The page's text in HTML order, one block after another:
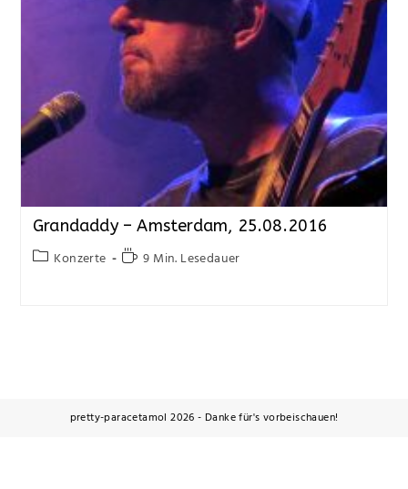
Grandaddy – Amsterdam, 25.08.2016
Konzerte 9 Min. Lesedauer
pretty-paracetamol 2026 - Danke für's vorbeischauen!